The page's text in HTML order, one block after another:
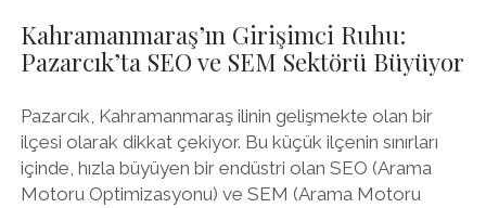
Kahramanmaraş’ın Girişimci Ruhu:
Pazarcık’ta SEO ve SEM Sektörü Büyüyor
Pazarcık, Kahramanmaraş ilinin gelişmekte olan bir
ilçesi olarak dikkat çekiyor. Bu küçük ilçenin sınırları
içinde, hızla büyüyen bir endüstri olan SEO (Arama
Motoru Optimizasyonu) ve SEM (Arama Motoru